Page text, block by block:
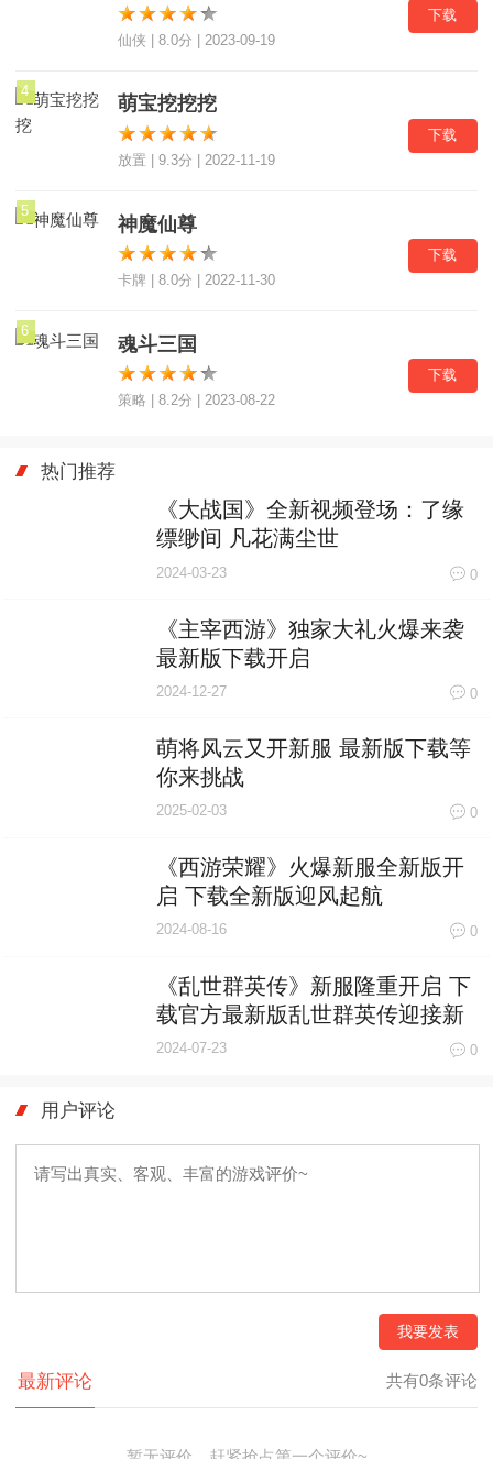
仙侠 | 8.0分 | 2023-09-19
下载
4
萌宝挖挖挖
放置 | 9.3分 | 2022-11-19
下载
5
神魔仙尊
卡牌 | 8.0分 | 2022-11-30
下载
6
魂斗三国
策略 | 8.2分 | 2023-08-22
下载
热门推荐
《大战国》全新视频登场：了缘
缥缈间 凡花满尘世
2024-03-23 0
《主宰西游》独家大礼火爆来袭
最新版下载开启
2024-12-27 0
萌将风云又开新服 最新版下载等
你来挑战
2025-02-03 0
《西游荣耀》火爆新服全新版开
启 下载全新版迎风起航
2024-08-16 0
《乱世群英传》新服隆重开启 下
载官方最新版乱世群英传迎接新
征程
2024-07-23 0
用户评论
我要发表
最新评论 共有0条评论